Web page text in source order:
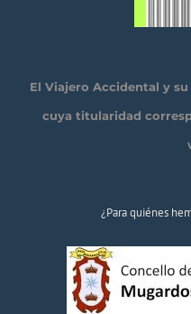
El Viajero Accidental y
cuya titularidad
¿Para quiénes